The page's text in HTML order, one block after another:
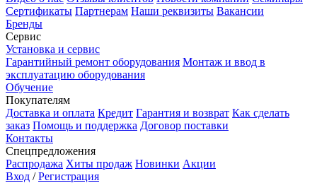
Сертификаты Партнерам Наши реквизиты Вакансии
Бренды
Сервис
Установка и сервис
Гарантийный ремонт оборудования Монтаж и ввод в
эксплуатацию оборудования
Обучение
Покупателям
Доставка и оплата Кредит Гарантия и возврат Как сделать
заказ Помощь и поддержка Договор поставки
Контакты
Спецпредложения
Распродажа Хиты продаж Новинки Акции
Вход /Регистрация